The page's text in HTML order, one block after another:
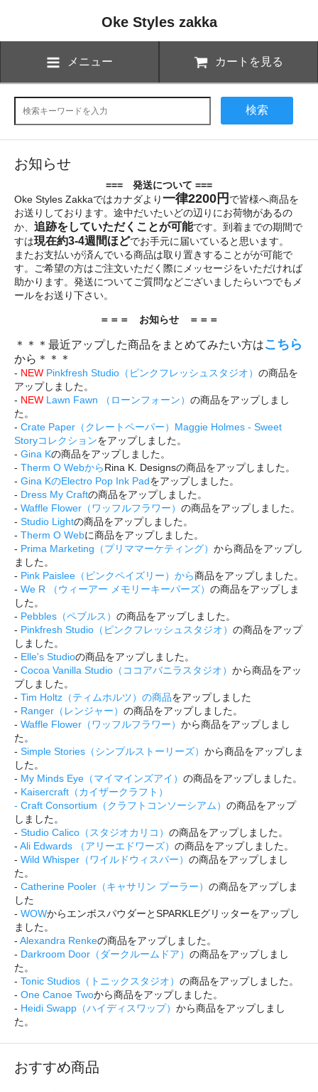
Oke Styles zakka
メニュー カートを見る
検索
お知らせ
=== 発送について ===
Oke Styles Zakkaではカナダより一律2200円 で皆様へ商品を
お送りしております。途中だいたいどの辺りにお荷物があるの
か、 追跡をしていただくことが可能です。到着までの期間で
すは現在約3-4週間ほどでお手元に届いていると思います。
またお支払いが済んでいる商品は取り置きすることがが可能で
す。ご希望の方はご注文いただく際にメッセージをいただければ
助かります。発送についてご質問などございましたらいつでもメ
ールをお送り下さい。
＝＝＝ お知らせ ＝＝＝
＊＊＊ 最近アップした商品をまとめてみたい方はこちら
から＊＊＊
- NEW Pinkfresh Studio（ピンクフレッシュスタジオ） の商品を
アップしました。
- NEW Lawn Fawn （ローンフォーン） の商品をアップしまし
た。
- Crate Paper（クレートペーパー）Maggie Holmes - Sweet
Storyコレクションをアップしました。
- Gina Kの商品をアップしました。
- Therm O WebからRina K. Designsの商品をアップしました。
- Gina KのElectro Pop Ink Padをアップしました。
- Dress My Craftの商品をアップしました。
- Waffle Flower（ワッフルフラワー） の商品をアップしました。
- Studio Lightの商品をアップしました。
- Therm O Webに商品をアップしました。
- Prima Marketing（プリママーケティング） から商品をアップし
ました。
- Pink Paislee（ピンクペイズリー）から商品をアップしました。
- We R （ウィーアー メモリーキーパーズ） の商品をアップしま
した。
- Pebbles（ペブルス） の商品をアップしました。
- Pinkfresh Studio（ピンクフレッシュスタジオ） の商品をアップ
しました。
- Elle's Studioの商品をアップしました。
- Cocoa Vanilla Studio（ココアバニラスタジオ） から商品をアッ
プしました。
- Tim Holtz（ティムホルツ）の商品をアップしました
- Ranger（レンジャー） の商品をアップしました。
- Waffle Flower（ワッフルフラワー） から商品をアップしまし
た。
- Simple Stories（シンプルストーリーズ） から商品をアップしま
した。
- My Minds Eye（マイマインズアイ） の商品をアップしました。
- Kaisercraft（カイザークラフト）
- Craft Consortium（クラフトコンソーシアム） の商品をアップ
しました。
- Studio Calico（スタジオカリコ） の商品をアップしました。
- Ali Edwards （アリーエドワーズ） の商品をアップしました。
- Wild Whisper（ワイルドウィスパー） の商品をアップしまし
た。
- Catherine Pooler（キャサリン プーラー） の商品をアップしま
した
- WOWからエンボスパウダーとSPARKLEグリッターをアップし
ました。
- Alexandra Renkeの商品をアップしました。
- Darkroom Door（ダークルームドア） の商品をアップしまし
た。
- Tonic Studios（トニックスタジオ） の商品をアップしました。
- One Canoe Twoから商品をアップしました。
- Heidi Swapp（ハイディスワップ） から商品をアップしまし
た。
おすすめ商品